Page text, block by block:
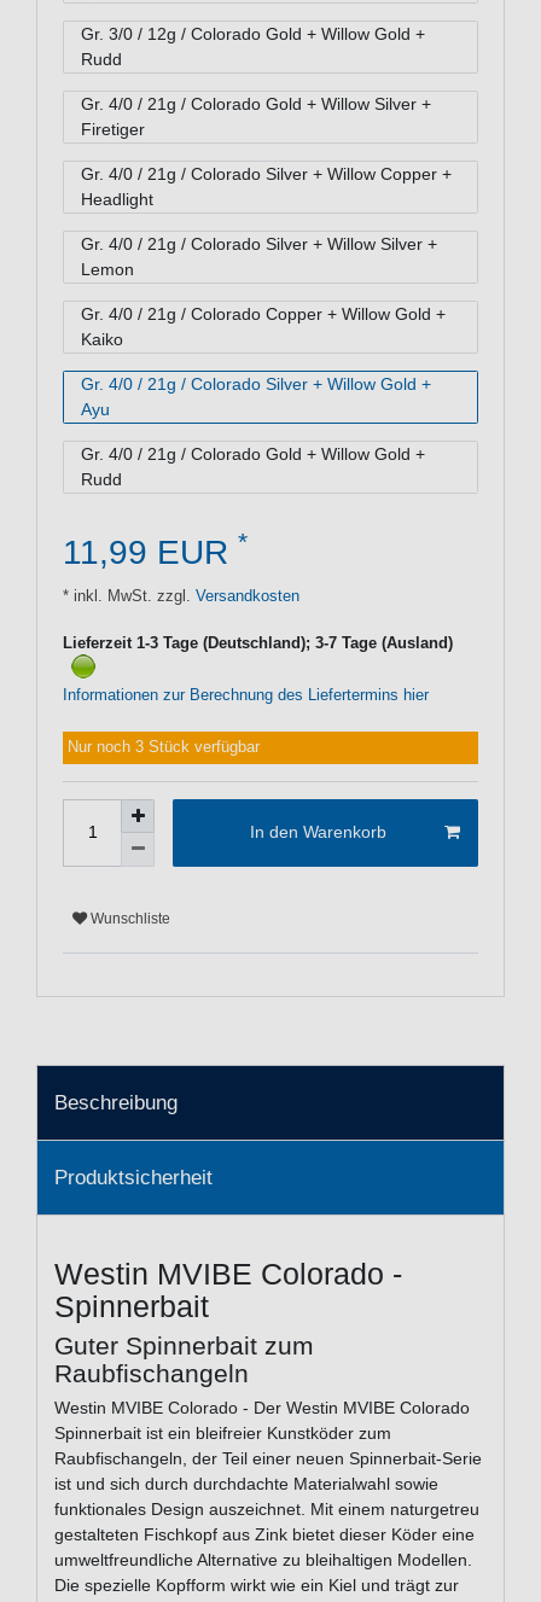
Gr. 3/0 / 12g / Colorado Gold + Willow Gold +
Rudd
Gr. 4/0 / 21g / Colorado Gold + Willow Silver +
Firetiger
Gr. 4/0 / 21g / Colorado Silver + Willow Copper +
Headlight
Gr. 4/0 / 21g / Colorado Silver + Willow Silver +
Lemon
Gr. 4/0 / 21g / Colorado Copper + Willow Gold +
Kaiko
Gr. 4/0 / 21g / Colorado Silver + Willow Gold +
Ayu
Gr. 4/0 / 21g / Colorado Gold + Willow Gold +
Rudd
11,99 EUR *
* inkl. MwSt. zzgl. Versandkosten
Lieferzeit 1-3 Tage (Deutschland); 3-7 Tage (Ausland)
Informationen zur Berechnung des Liefertermins hier
Nur noch 3 Stück verfügbar
In den Warenkorb
Wunschliste
Beschreibung
Produktsicherheit
Westin MVIBE Colorado -
Spinnerbait
Guter Spinnerbait zum
Raubfischangeln
Westin MVIBE Colorado - Der Westin MVIBE Colorado
Spinnerbait ist ein bleifreier Kunstköder zum
Raubfischangeln, der Teil einer neuen Spinnerbait-Serie
ist und sich durch durchdachte Materialwahl sowie
funktionales Design auszeichnet. Mit einem naturgetreu
gestalteten Fischkopf aus Zink bietet dieser Köder eine
umweltfreundliche Alternative zu bleihaltigen Modellen.
Die spezielle Kopfform wirkt wie ein Kiel und trägt zur